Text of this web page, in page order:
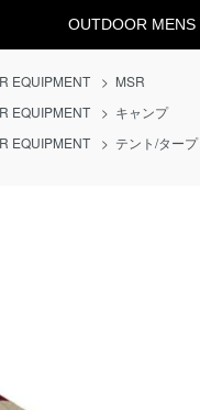
OUTDOOR MENS
EQUIPMENT > MSR
EQUIPMENT > キャンプ
EQUIPMENT > テント/タープ